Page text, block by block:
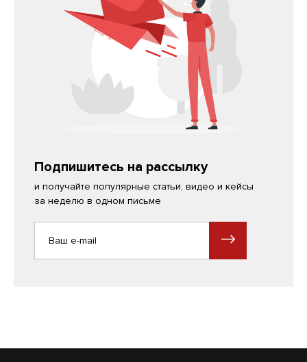
Подпишитесь на рассылку
и получайте популярные статьи, видео и кейсы
за неделю в одном письме